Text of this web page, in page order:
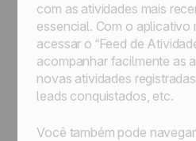
com as atividades mais
essencial. Com o aplicativo
acessar o “Feed de
acompanhar facilmente as
novas atividades
leads conquistados, etc.
Você também pode